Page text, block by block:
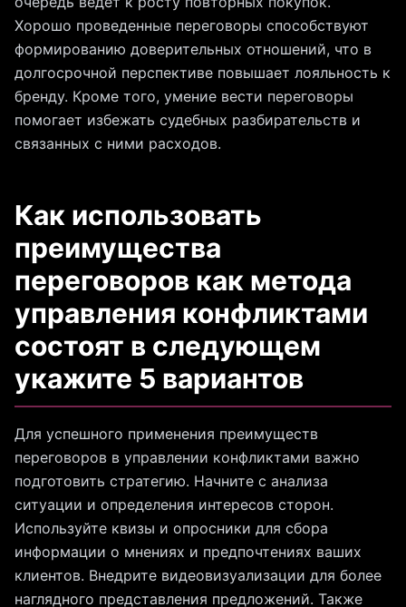
Хорошо проведенные переговоры способствуют
формированию доверительных отношений, что в
долгосрочной перспективе повышает лояльность к
бренду. Кроме того, умение вести переговоры
помогает избежать судебных разбирательств и
связанных с ними расходов.
Как использовать
преимущества
переговоров как метода
управления конфликтами
состоят в следующем
укажите 5 вариантов
Для успешного применения преимуществ
переговоров в управлении конфликтами важно
подготовить стратегию. Начните с анализа
ситуации и определения интересов сторон.
Используйте квизы и опросники для сбора
информации о мнениях и предпочтениях ваших
клиентов. Внедрите видеовизуализации для более
наглядного представления предложений. Также